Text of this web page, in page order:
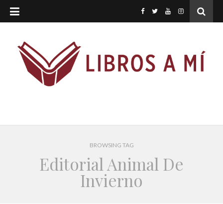
BROWSING TAG
Editorial Animal De
Invierno